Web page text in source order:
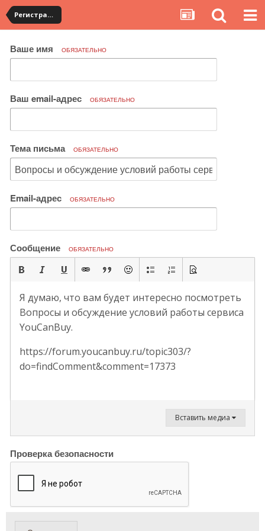
Регистрация на YouCanBuy. Общие вопросы по работе сервиса
Ваше имя ОБЯЗАТЕЛЬНО
Ваш email-адрес ОБЯЗАТЕЛЬНО
Тема письма ОБЯЗАТЕЛЬНО
Email-адрес ОБЯЗАТЕЛЬНО
Сообщение ОБЯЗАТЕЛЬНО
Я думаю, что вам будет интересно посмотреть
Вопросы и обсуждение условий работы сервиса
YouCanBuy.
https://forum.youcanbuy.ru/topic303/?
do=findComment&comment=17373
Вставить медиа
Проверка безопасности